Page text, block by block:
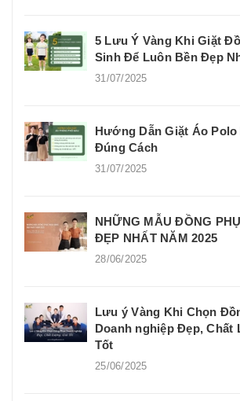
5 Lưu Ý Vàng Khi Giặt
Sinh Để Luôn Bền Đẹp
31/07/2025
Hướng Dẫn Giặt Áo Polo
Đúng Cách
31/07/2025
NHỮNG MẪU ĐỒNG
ĐẸP NHẤT NĂM 2025
28/06/2025
Lưu ý Vàng Khi Chọn
Doanh nghiệp Đẹp, Chất
Tốt
25/06/2025